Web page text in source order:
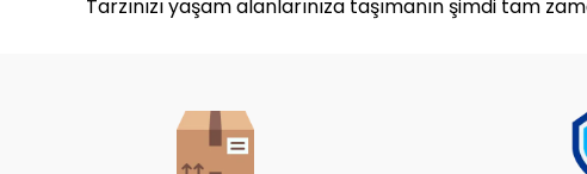
Tarzınızı yaşam alanlarınıza taşımanın şimdi tam